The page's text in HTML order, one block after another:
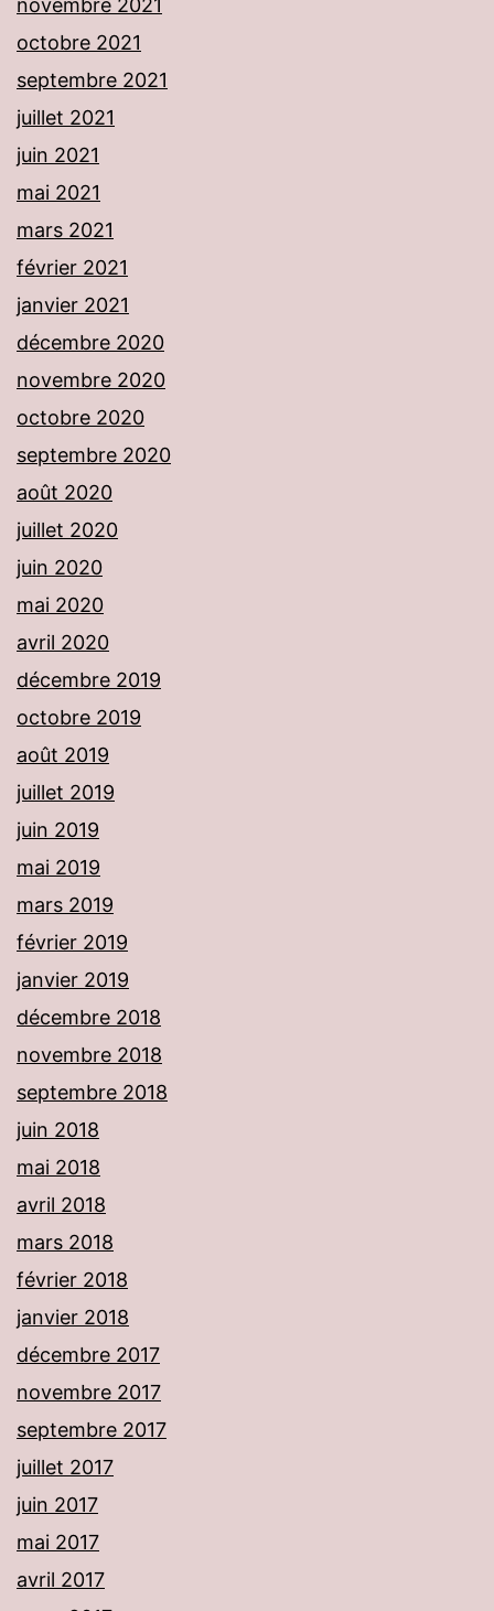
novembre 2021
octobre 2021
septembre 2021
juillet 2021
juin 2021
mai 2021
mars 2021
février 2021
janvier 2021
décembre 2020
novembre 2020
octobre 2020
septembre 2020
août 2020
juillet 2020
juin 2020
mai 2020
avril 2020
décembre 2019
octobre 2019
août 2019
juillet 2019
juin 2019
mai 2019
mars 2019
février 2019
janvier 2019
décembre 2018
novembre 2018
septembre 2018
juin 2018
mai 2018
avril 2018
mars 2018
février 2018
janvier 2018
décembre 2017
novembre 2017
septembre 2017
juillet 2017
juin 2017
mai 2017
avril 2017